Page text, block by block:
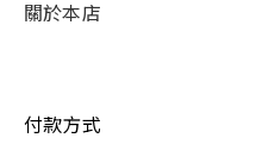
關於本店
付款方式